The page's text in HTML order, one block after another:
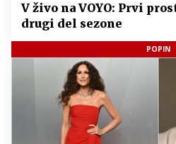
V živo na VOYO: Prvi
drugi del sezone
POPIN